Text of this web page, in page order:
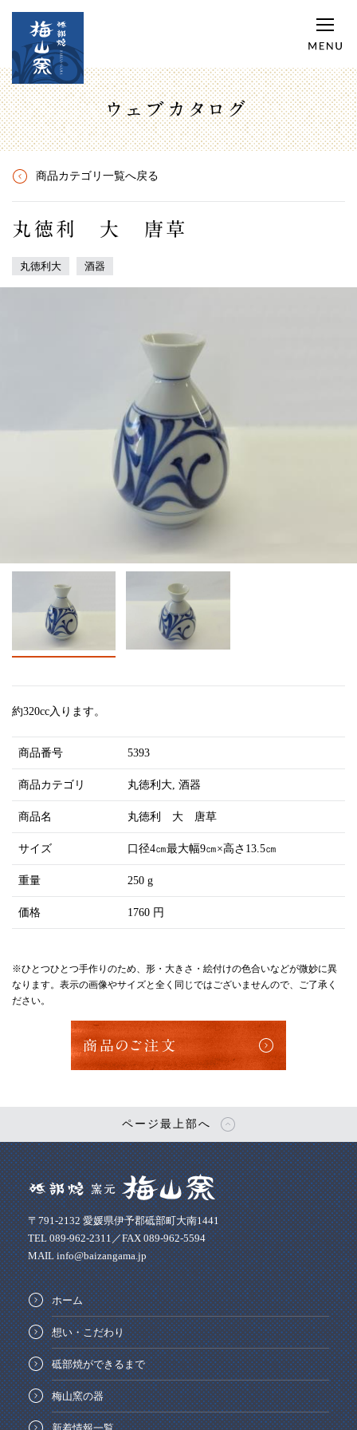
ウェブカタログ
商品カテゴリ一覧へ戻る
丸徳利 大 唐草
丸徳利大 酒器
約320cc入ります。
商品番号 5393
商品カテゴリ 丸徳利大 酒器
商品名 丸徳利 大 唐草
サイズ 口径4㎝最大幅9㎝×高さ13.5㎝
重量 250 g
価格 1760 円
※ひとつひとつ手作りのため、形・大きさ・絵付けの色合いなどが微妙に異
なります。表示の画像やサイズと全く同じではございませんので、ご了承く
ださい。
商品のご注文
ページ最上部へ
〒791-2132 愛媛県伊予郡砥部町大南1441
TEL 089-962-2311／FAX 089-962-5594
MAIL info@baizangama.jp
ホーム
想い・こだわり
砥部焼ができるまで
梅山窯の器